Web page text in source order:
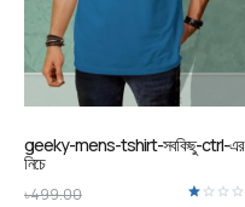
geeky-mens-tshirt-সবকিছু-ctrl-এর
নিচে
৳499.00